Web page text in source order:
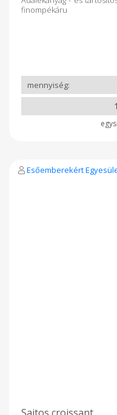
finompékáru
Esőemberekért